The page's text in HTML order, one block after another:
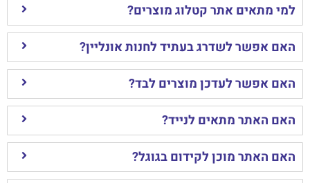
למי מתאים אתר קטלוג מוצרים?
האם אפשר לשדרג בעתיד לחנות אונליין?
האם אפשר לעדכן מוצרים לבד?
האם האתר מתאים לנייד?
האם האתר מוכן לקידום בגוגל?